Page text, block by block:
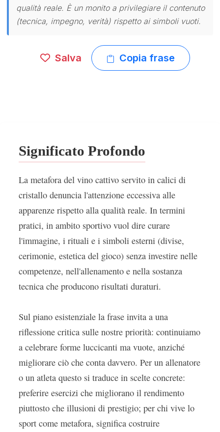
qualità reale. È un monito a privilegiare il contenuto
(tecnica, impegno, verità) rispetto ai simboli vuoti.
Salva Copia frase
Significato Profondo
La metafora del vino cattivo servito in calici di
cristallo denuncia l'attenzione eccessiva alle
apparenze rispetto alla qualità reale. In termini
pratici, in ambito sportivo vuol dire curare
l'immagine, i rituali e i simboli esterni (divise,
cerimonie, estetica del gioco) senza investire nelle
competenze, nell'allenamento e nella sostanza
tecnica che producono risultati duraturi.
Sul piano esistenziale la frase invita a una
riflessione critica sulle nostre priorità: continuiamo
a celebrare forme luccicanti ma vuote, anziché
migliorare ciò che conta davvero. Per un allenatore
o un atleta questo si traduce in scelte concrete:
preferire esercizi che migliorano il rendimento
piuttosto che illusioni di prestigio; per chi vive lo
sport come metafora, significa costruire